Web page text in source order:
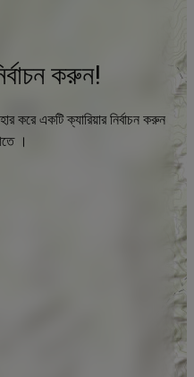
করুন!
করে একটি ক্যারিয়ার নির্বাচন করুন
।